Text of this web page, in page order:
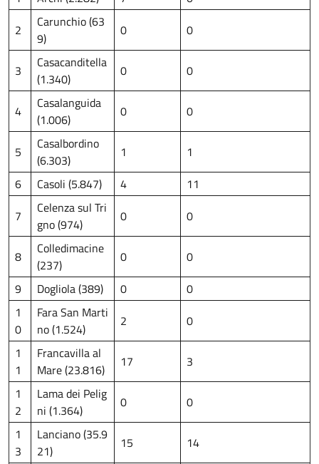
2
Carunchio (63
9)
0 0
3
Casacanditella
(1.340)
0 0
4
Casalanguida
(1.006)
0 0
5
Casalbordino
(6.303)
1
1
6
Casoli (5.847) 4
11
7
Celenza sul Tri
gno (974)
0 0
8
Colledimacine
(237)
0
0
9
Dogliola (389) 0
0
1
0
Fara San Marti
no (1.524)
2
0
1
1
Francavilla al
Mare (23.816)
17
3
1
2
Lama dei Pelig
ni (1.364)
0
0
1
3
Lanciano (35.9
21)
15 14